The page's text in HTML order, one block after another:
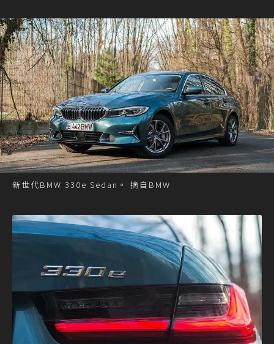
新世代BMW 330e Sedan。 摘自BMW